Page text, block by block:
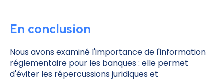
En conclusion
Nous avons examiné l'importance de l'information
réglementaire pour les banques : elle permet
d'éviter les répercussions juridiques et